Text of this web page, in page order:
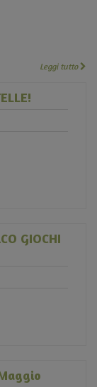
Leggi tutto
GIOCHI